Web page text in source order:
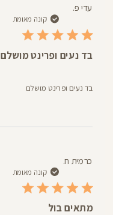
עדי פ.
קונה מאומת
בד נעים ופרינט מושלם
בד נעים ופרינט מושלם
כרמית ח.
קונה מאומת
מתאים בול